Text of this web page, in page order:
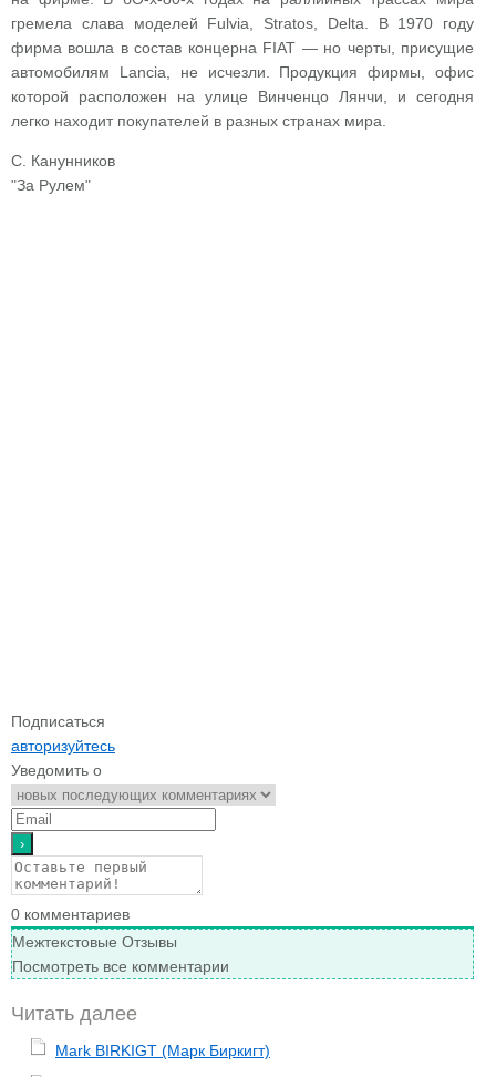
гремела слава моделей Fulvia, Stratos, Delta. В 1970 году
фирма вошла в состав концерна FIAT — но черты, присущие
автомобилям Lancia, не исчезли. Продукция фирмы, офис
которой расположен на улице Винченцо Лянчи, и сегодня
легко находит покупателей в разных странах мира.
С. Канунников
"За Рулем"
Подписаться
авторизуйтесь
Уведомить о
0 комментариев
Межтекстовые Отзывы
Посмотреть все комментарии
Читать далее
Mark BIRKIGT (Марк Биркигт)